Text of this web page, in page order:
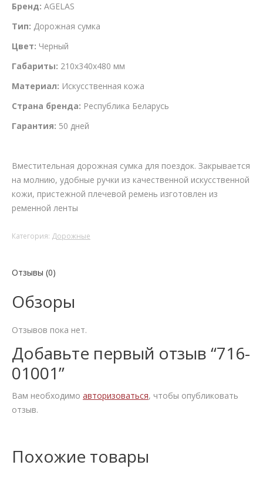
Бренд: AGELAS
Тип: Дорожная сумка
Цвет: Черный
Габариты: 210х340х480 мм
Материал: Искусственная кожа
Страна бренда: Республика Беларусь
Гарантия: 50 дней
Вместительная дорожная сумка для поездок. Закрывается
на молнию, удобные ручки из качественной искусственной
кожи, пристежной плечевой ремень изготовлен из
ременной ленты
Категория: Дорожные
Отзывы (0)
Обзоры
Отзывов пока нет.
Добавьте первый отзыв “716-
01001”
Вам необходимо авторизоваться, чтобы опубликовать
отзыв.
Похожие товары